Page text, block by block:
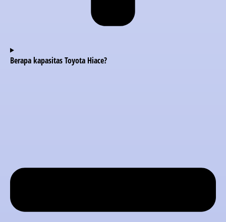
Berapa kapasitas Toyota Hiace?